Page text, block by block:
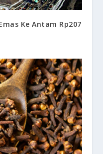
Ke Antam Rp207